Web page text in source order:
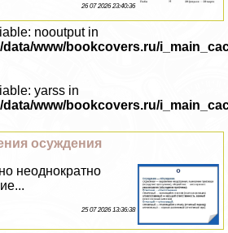
26 07 2026 23:40:36
nooutput in
data/www/bookcovers.ru/
yarss in
data/www/bookcovers.ru/
осуждения
неоднократно
25 07 2026 13:36:38